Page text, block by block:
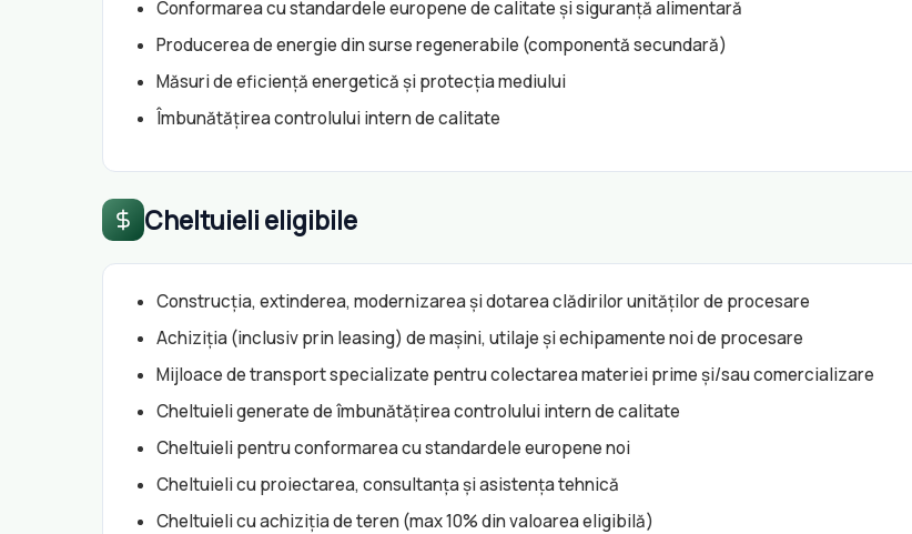
Conformarea cu standardele europene de calitate și siguranță alimentară
Producerea de energie din surse regenerabile (componentă secundară)
Măsuri de eficiență energetică și protecția mediului
Îmbunătățirea controlului intern de calitate
Cheltuieli eligibile
Construcția, extinderea, modernizarea și dotarea clădirilor unităților de procesare
Achiziția (inclusiv prin leasing) de mașini, utilaje și echipamente noi de procesare
Mijloace de transport specializate pentru colectarea materiei prime și/sau comercializare
Cheltuieli generate de îmbunătățirea controlului intern de calitate
Cheltuieli pentru conformarea cu standardele europene noi
Cheltuieli cu proiectarea, consultanța și asistența tehnică
Cheltuieli cu achiziția de teren (max 10% din valoarea eligibilă)